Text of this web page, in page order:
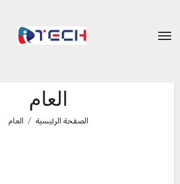
المحتوى
العام
الصفحة الرئيسية العام